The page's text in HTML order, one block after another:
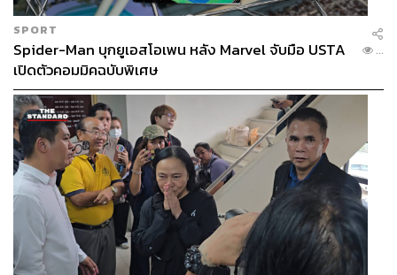
SPORT
Spider-Man บุกยูเอสโอเพน หลัง Marvel จับมือ USTA
เปิดตัวคอมมิคฉบับพิเศษ
...